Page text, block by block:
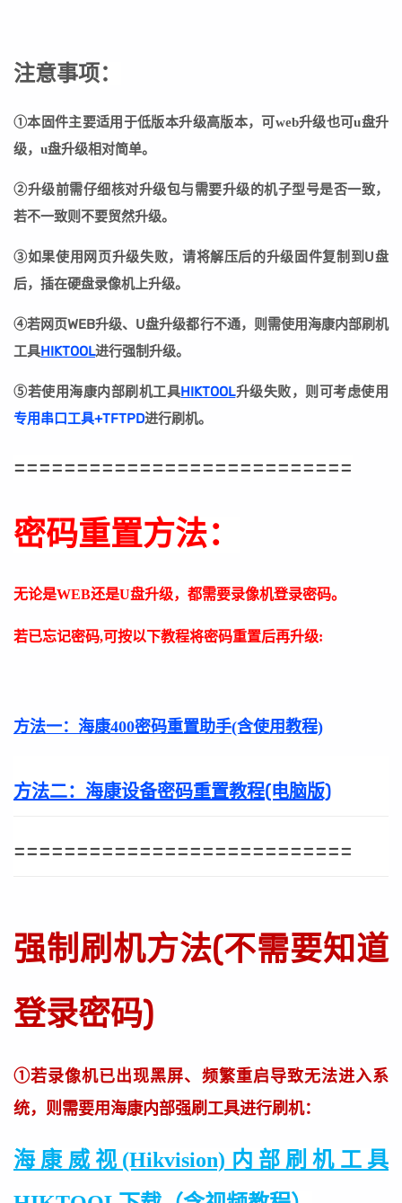
注意事项：
①本固件主要适用于低版本升级高版本，可web升级也可u盘升
级，u盘升级相对简单。
②升级前需仔细核对升级包与需要升级的机子型号是否一致，
若不一致则不要贸然升级。
③如果使用网页升级失败，请将解压后的升级固件复制到U盘
后，插在硬盘录像机上升级。
④若网页WEB升级、U盘升级都行不通，则需使用海康内部刷机
工具HIKTOOL进行强制升级。
⑤若使用海康内部刷机工具HIKTOOL升级失败，则可考虑使用
专用串口工具+TFTPD进行刷机。
===========================
密码重置方法：
无论是WEB还是U盘升级，都需要录像机登录密码。
若已忘记密码,可按以下教程将密码重置后再升级:
方法一： 海康400密码重置助手(含使用教程)
方法二： 海康设备密码重置教程(电脑版)
===========================
强制刷机方法(不需要知道
登录密码)
①若录像机已出现黑屏、频繁重启导致无法进入系
统，则需要用海康内部强刷工具进行刷机：
海康威视(Hikvision)内部刷机工具